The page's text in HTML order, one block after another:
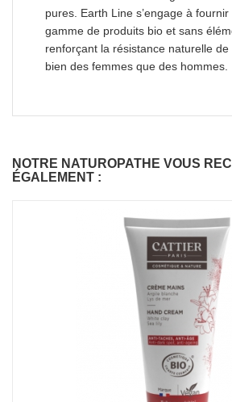
pures. Earth Line s’engage à
gamme de produits bio et sans
renforçant la résistance naturelle
bien des femmes que des hommes.
NOTRE NATUROPATHE VOUS
ÉGALEMENT :